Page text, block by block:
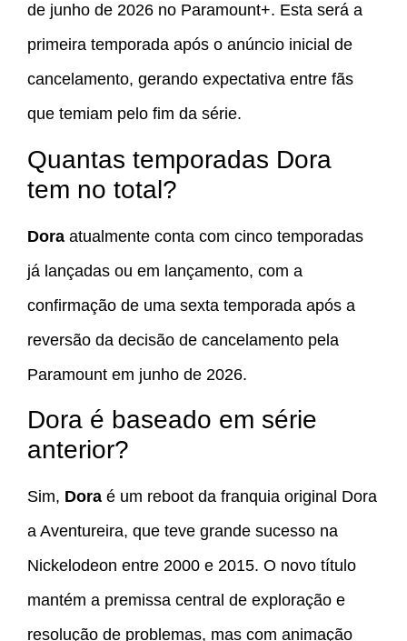
de junho de 2026 no Paramount+. Esta será a
primeira temporada após o anúncio inicial de
cancelamento, gerando expectativa entre fãs
que temiam pelo fim da série.
Quantas temporadas Dora
tem no total?
Dora atualmente conta com cinco temporadas
já lançadas ou em lançamento, com a
confirmação de uma sexta temporada após a
reversão da decisão de cancelamento pela
Paramount em junho de 2026.
Dora é baseado em série
anterior?
Sim, Dora é um reboot da franquia original Dora
a Aventureira, que teve grande sucesso na
Nickelodeon entre 2000 e 2015. O novo título
mantém a premissa central de exploração e
resolução de problemas, mas com animação